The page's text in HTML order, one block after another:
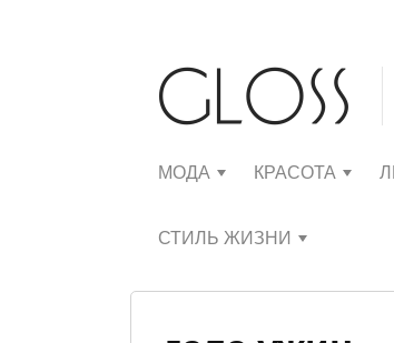
МОДА КРАСОТА
СТИЛЬ ЖИЗНИ